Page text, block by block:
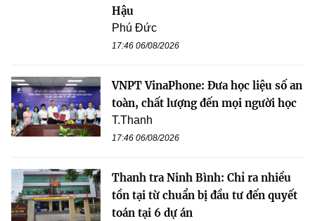
Hậu
Phú Đức
17:46 06/08/2026
VNPT VinaPhone: Đưa học liệu số an
toàn, chất lượng đến mọi người học
T.Thanh
17:46 06/08/2026
Thanh tra Ninh Bình: Chỉ ra nhiều
tồn tại từ chuẩn bị đầu tư đến quyết
toán tại 6 dự án